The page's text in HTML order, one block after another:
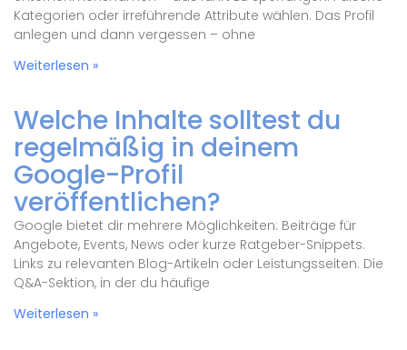
Kategorien oder irreführende Attribute wählen. Das Profil
anlegen und dann vergessen – ohne
Weiterlesen »
Welche Inhalte solltest du
regelmäßig in deinem
Google-Profil
veröffentlichen?
Google bietet dir mehrere Möglichkeiten: Beiträge für
Angebote, Events, News oder kurze Ratgeber-Snippets.
Links zu relevanten Blog-Artikeln oder Leistungsseiten. Die
Q&A-Sektion, in der du häufige
Weiterlesen »